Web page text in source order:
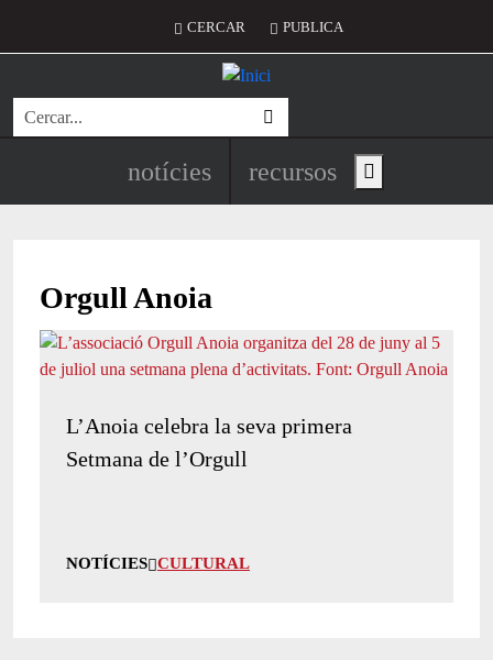
Menú del compte d'usuari
CERCAR PUBLICA
Cerca
Navegació principal de
notícies recursos Show main menu
Orgull Anoia
L’Anoia celebra la seva primera
Setmana de l’Orgull
NOTÍCIES CULTURAL